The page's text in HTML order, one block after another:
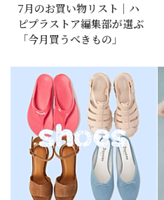
7月のお買い物リスト｜ハ
ピプラストア編集部が選ぶ
「今月買うべきもの」